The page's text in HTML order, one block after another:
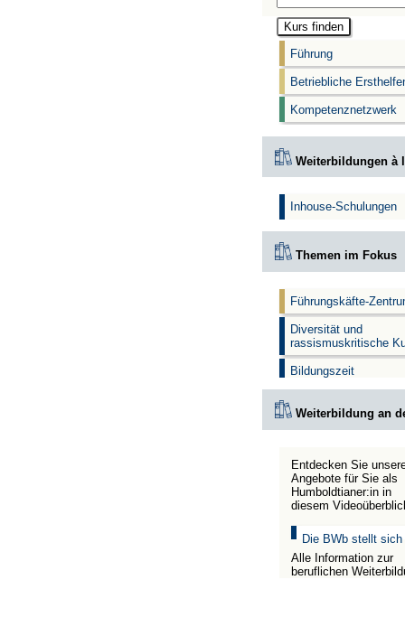
Führung
Betriebliche
Kompetenznetzwerk
Weiterbildungen à
Inhouse-Schulungen
Themen im Fokus
Führungskäfte-
Diversität und
rassismuskritische
Bildungszeit
Weiterbildung an
Entdecken Sie
Angebote für Sie als
Humboldtianer:in in
diesem
Die BWb stellt sich
Alle Information zur
beruflichen